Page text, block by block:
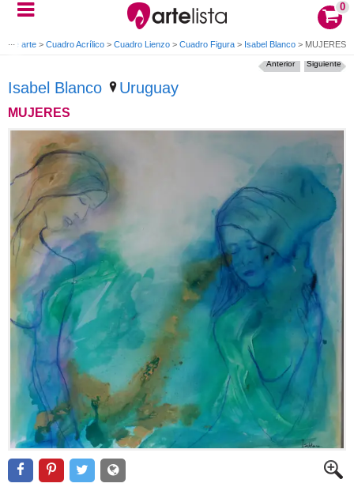
0
de arte > Cuadro Acrílico > Cuadro Lienzo > Cuadro Figura > Isabel Blanco > MUJERES
Isabel Blanco Uruguay
MUJERES
Siguiente
Anterior